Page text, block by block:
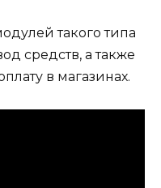
такого типа
средств, а также
в магазинах.